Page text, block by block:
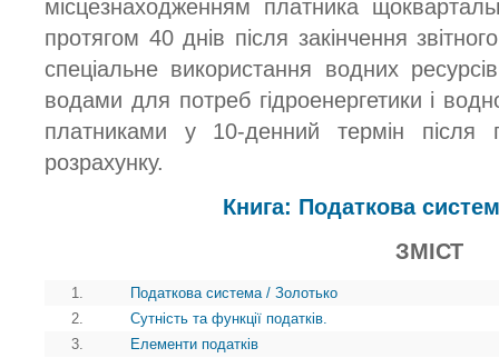
місцезнаходженням платника
протягом 40 днів після закінчення
спеціальне використання водних
водами для потреб гідроенергетики і
платниками у 10-денний термін після
розрахунку.
Книга: Податкова
ЗМІСТ
1.
Податкова система / Золотько
2.
Сутність та функції податків.
3.
Елементи податків